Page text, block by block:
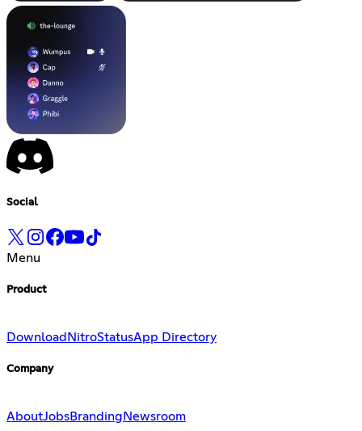
Social
Menu
Product
Download NitroStatusApp Directory
Company
AboutJobsBranding Newsroom